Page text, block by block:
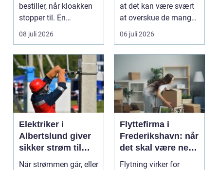
bestiller, når kloakken
stopper til. En
systematisk gennem...
08 juli 2026
at det kan være svært
at overskue de mange
gul...
06 juli 2026
Elektriker i
Albertslund giver
sikker strøm til
danske boliger
Når strømmen går, eller
Flyttefirma i
Frederikshavn: når
det skal være nemt
at komme videre
Flytning virker for